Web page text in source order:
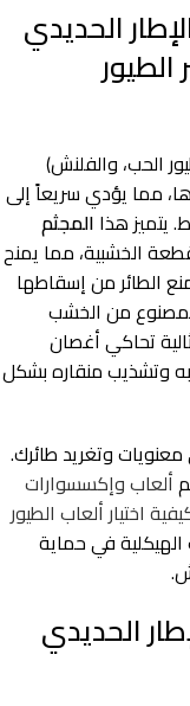
الحديدي
الحب، والفلنش)
مما يؤدي سريعاً إلى
يتميز هذا المجثم
الخشبية، مما يمنح
الطائر من إسقاطها
من الخشب
تحاكي أغصان
وتشذيب منقاره بشكل
معنويات وتغريد طائرك.
ألعاب وإكسسوارات
اختيار ألعاب الطيور
في حماية
الحديدي